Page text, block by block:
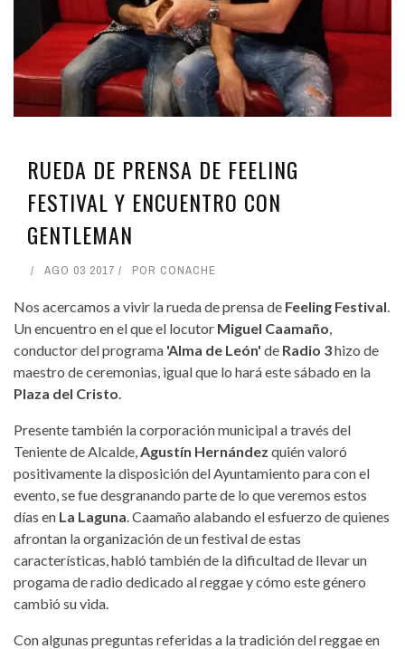
RUEDA DE PRENSA DE FEELING
FESTIVAL Y ENCUENTRO CON
GENTLEMAN
AGO 03 2017 POR CONACHE
Nos acercamos a vivir la rueda de prensa de Feeling Festival.
Un encuentro en el que el locutor Miguel Caamaño,
conductor del programa 'Alma de León' de Radio 3hizo de
maestro de ceremonias, igual que lo hará este sábado en la
Plaza del Cristo.
Presente también la corporación municipal a través del
Teniente de Alcalde,Agustín Hernández quién valoró
positivamente la disposición del Ayuntamiento para con el
evento, se fue desgranando parte de lo que veremos estos
días en La Laguna. Caamaño alabando el esfuerzo de quienes
afrontan la organización de un festival de estas
características, habló también de la dificultad de llevar un
progama de radio dedicado al reggae y cómo este género
cambió su vida.
Con algunas preguntas referidas a la tradición del reggae en